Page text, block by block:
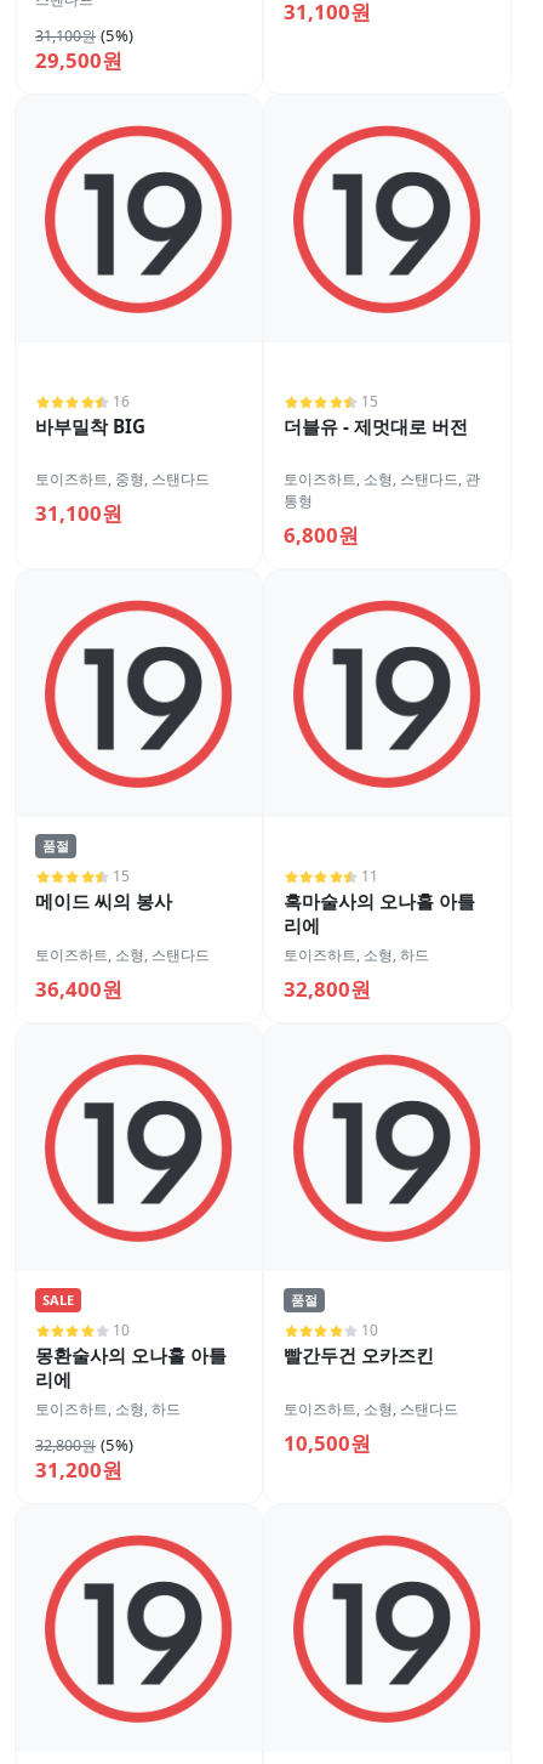
31,100원 (5%)
29,500원
31,100원
16
바부밀착 BIG
토이즈하트, 중형, 스탠다드
31,100원
15
더블유 - 제멋대로 버전
토이즈하트, 소형, 스탠다드, 관
통형
6,800원
품절
15
메이드 씨의 봉사
토이즈하트, 소형, 스탠다드
36,400원
11
흑마술사의 오나홀 아틀
리에
토이즈하트, 소형,하드
32,800원
SALE
10
몽환술사의 오나홀 아틀
리에
토이즈하트, 소형,하드
32,800원 (5%)
31,200원
품절
10
빨간두건 오카즈킨
토이즈하트, 소형, 스탠다드
10,500원